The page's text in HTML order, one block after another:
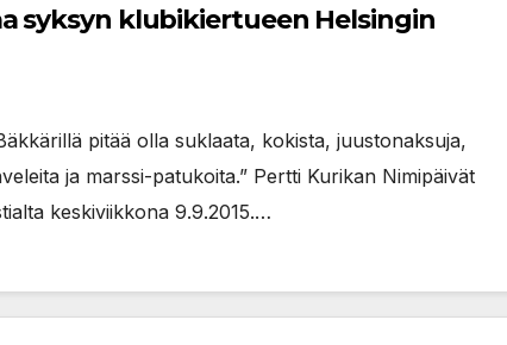
syksyn klubikiertueen Helsingin
pitää olla suklaata, kokista, juustonaksuja,
ja marssi-patukoita.” Pertti Kurikan Nimipäivät
keskiviikkona 9.9.2015.…